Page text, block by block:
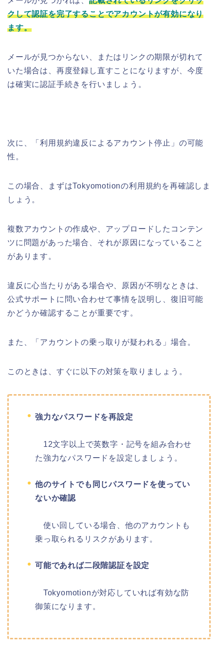
クして認証を完了することでアカウントが有効になり
ます。
メールが見つからない、またはリンクの期限が切れて
いた場合は、再度登録し直すことになりますが、今度
は確実に認証手続きを行いましょう。
次に、「利用規約違反によるアカウント停止」の可能
性。
この場合、まずはTokyomotionの利用規約を再確認しま
しょう。
複数アカウントの作成や、アップロードしたコンテン
ツに問題があった場合、それが原因になっていること
があります。
違反に心当たりがある場合や、原因が不明なときは、
公式サポートに問い合わせて事情を説明し、復旧可能
かどうか確認することが重要です。
また、「アカウントの乗っ取りが疑われる」場合。
このときは、すぐに以下の対策を取りましょう。
強力なパスワードを再設定
12文字以上で英数字・記号を組み合わせ
た強力なパスワードを設定しましょう。
他のサイトでも同じパスワードを使ってい
ないか確認
使い回している場合、他のアカウントも
乗っ取られるリスクがあります。
可能であれば二段階認証を設定
Tokyomotionが対応していれば有効な防
御策になります。